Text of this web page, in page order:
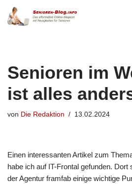
Zum
Senioren im
ist alles
von Die Redaktion 13.02.2024
Einen interessanten Artikel zum
habe ich auf IT-Frontal gefunden.
der Agentur framfab einige wichtige